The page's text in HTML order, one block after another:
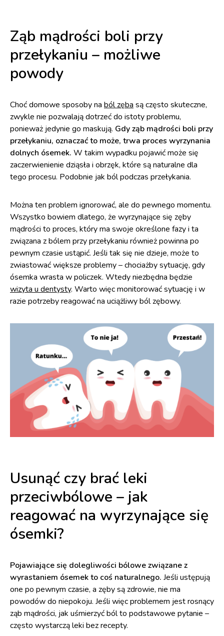
Ząb mądrości boli przy
przełykaniu – możliwe
powody
Choć domowe sposoby na ból zęba są często skuteczne,
zwykle nie pozwalają dotrzeć do istoty problemu,
ponieważ jedynie go maskują. Gdy ząb mądrości boli przy
przełykaniu, oznaczać to może, trwa proces wyrzynania
dolnych ósemek. W takim wypadku pojawić może się
zaczerwienienie dziąsła i obrzęk, które są naturalne dla
tego procesu. Podobnie jak ból podczas przełykania.
Można ten problem ignorować, ale do pewnego momentu.
Wszystko bowiem dlatego, że wyrzynające się zęby
mądrości to proces, który ma swoje określone fazy i ta
związana z bólem przy przełykaniu również powinna po
pewnym czasie ustąpić. Jeśli tak się nie dzieje, może to
zwiastować większe problemy – chociażby sytuację, gdy
ósemka wrasta w policzek. Wtedy niezbędna będzie
wizyta u dentysty. Warto więc monitorować sytuację i w
razie potrzeby reagować na uciążliwy ból zębowy.
Usunąć czy brać leki
przeciwbólowe – jak
reagować na wyrzynające się
ósemki?
Pojawiające się dolegliwości bólowe związane z
wyrastaniem ósemek to coś naturalnego. Jeśli ustępują
one po pewnym czasie, a zęby są zdrowie, nie ma
powodów do niepokoju. Jeśli więc problemem jest rosnący
ząb mądrości, jak uśmierzyć ból to podstawowe pytanie –
często wystarczą leki bez recepty.